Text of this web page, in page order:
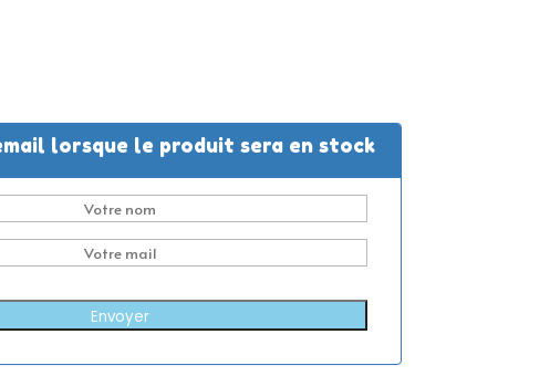
lorsque le produit sera en stock
Envoyer